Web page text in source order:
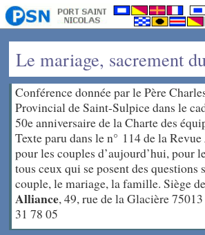
Le mariage, sacrement
Conférence donnée par le Père
Provincial de Saint-Sulpice dans le
50e anniversaire de la Charte des
Texte paru dans le n° 114 de la Revue
pour les couples d’aujourd’hui, pour
tous ceux qui se posent des questions
couple, le mariage, la famille. Siège
Alliance, 49, rue de la Glacière
31 78 05